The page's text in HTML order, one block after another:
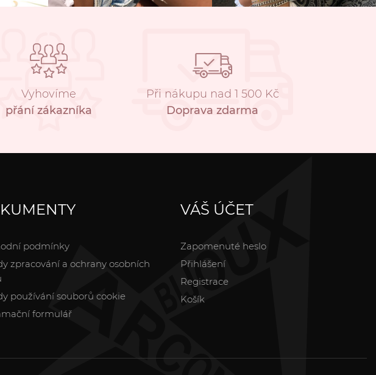
Vyhovíme
přání zákazníka
Při nákupu nad 1 500 Kč
Doprava zdarma
podmínky
zpracování a ochrany osobních
používání souborů cookie
formulář
VÁŠ ÚČET
Zapomenuté heslo
Přihlášení
Registrace
Košík